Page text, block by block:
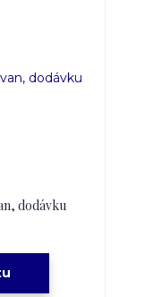
dodávku